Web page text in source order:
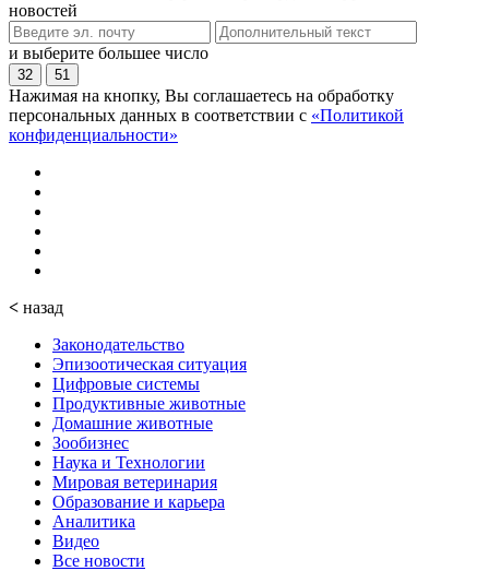
новостей
и выберите большее число
32 51
Нажимая на кнопку, Вы соглашаетесь на обработку
персональных данных в соответствии с «Политикой
конфиденциальности»
< назад
Законодательство
Эпизоотическая ситуация
Цифровые системы
Продуктивные животные
Домашние животные
Зообизнес
Наука и Технологии
Мировая ветеринария
Образование и карьера
Аналитика
Видео
Все новости